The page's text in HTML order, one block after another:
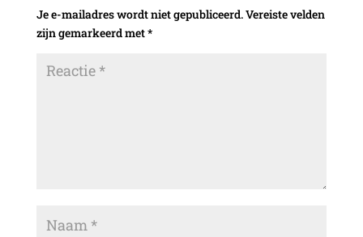
Je e-mailadres wordt niet gepubliceerd.Vereiste velden
zijn gemarkeerd met*